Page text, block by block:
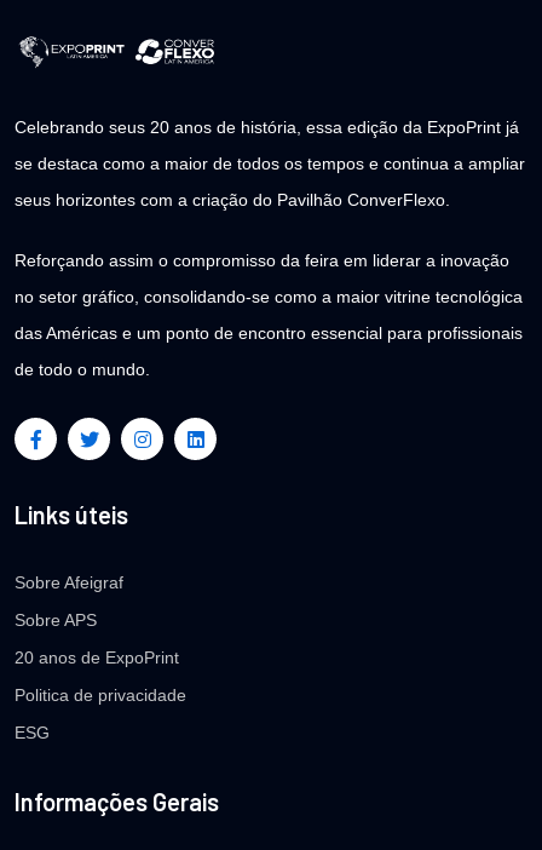
Celebrando seus 20 anos de história, essa edição da ExpoPrint já
se destaca como a maior de todos os tempos e continua a ampliar
seus horizontes com a criação do Pavilhão ConverFlexo.
Reforçando assim o compromisso da feira em liderar a inovação
no setor gráfico, consolidando-se como a maior vitrine tecnológica
das Américas e um ponto de encontro essencial para profissionais
de todo o mundo.
Links úteis
Sobre Afeigraf
Sobre APS
20 anos de ExpoPrint
Politica de privacidade
ESG
Informações Gerais